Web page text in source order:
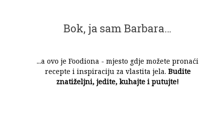
Bok, ja sam Barbara…
...a ovo je Foodiona - mjesto gdje možete pronaći
recepte i inspiraciju za vlastita jela. Budite
znatiželjni, jedite, kuhajte i putujte!